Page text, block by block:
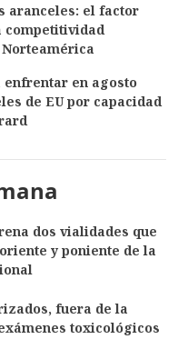
aranceles: el factor
competitividad
en agosto
de EU por capacidad
dos vialidades que
y poniente de la
fuera de la
toxicológicos